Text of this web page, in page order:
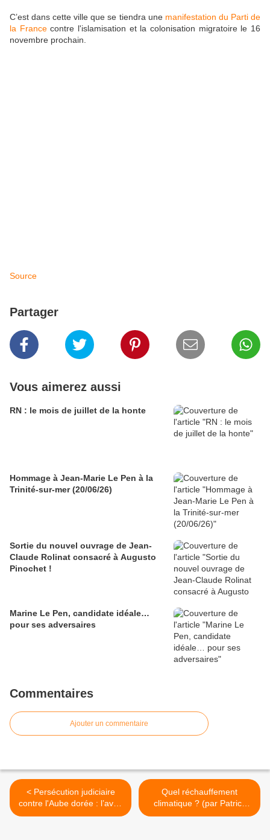
C’est dans cette ville que se tiendra une manifestation du Parti de
la Francecontre l'islamisation et la colonisation migratoire le 16
novembre prochain.
Source
Partager
Vous aimerez aussi
RN : le mois de juillet de la honte
Hommage à Jean-Marie Le Pen à la
Trinité-sur-mer (20/06/26)
Sortie du nouvel ouvrage de Jean-
Claude Rolinat consacré à Augusto
Pinochet !
Marine Le Pen, candidate idéale…
pour ses adversaires
Commentaires
Ajouter un commentaire
< Persécution judiciaire
contre l'Aube dorée : l’aveu
d’un politicien du Système
Quel réchauffement
climatique ? (par Patrick
Parment) >